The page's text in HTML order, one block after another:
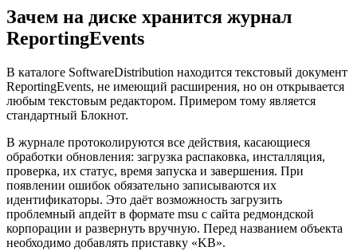
Зачем на диске хранится журнал
ReportingEvents
В каталоге SoftwareDistribution находится текстовый документ
ReportingEvents, не имеющий расширения, но он открывается
любым текстовым редактором. Примером тому является
стандартный Блокнот.
В журнале протоколируются все действия, касающиеся
обработки обновления: загрузка распаковка, инсталляция,
проверка, их статус, время запуска и завершения. При
появлении ошибок обязательно записываются их
идентификаторы. Это даёт возможность загрузить
проблемный апдейт в формате msu с сайта редмондской
корпорации и развернуть вручную. Перед названием объекта
необходимо добавлять приставку «KB».